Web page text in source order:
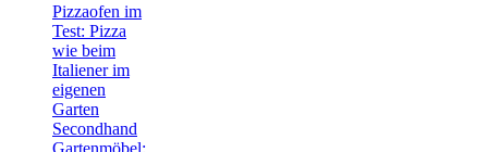
Pizzaofen im
Test: Pizza
wie beim
Italiener im
eigenen
Garten
Secondhand
Gartenmöbel: